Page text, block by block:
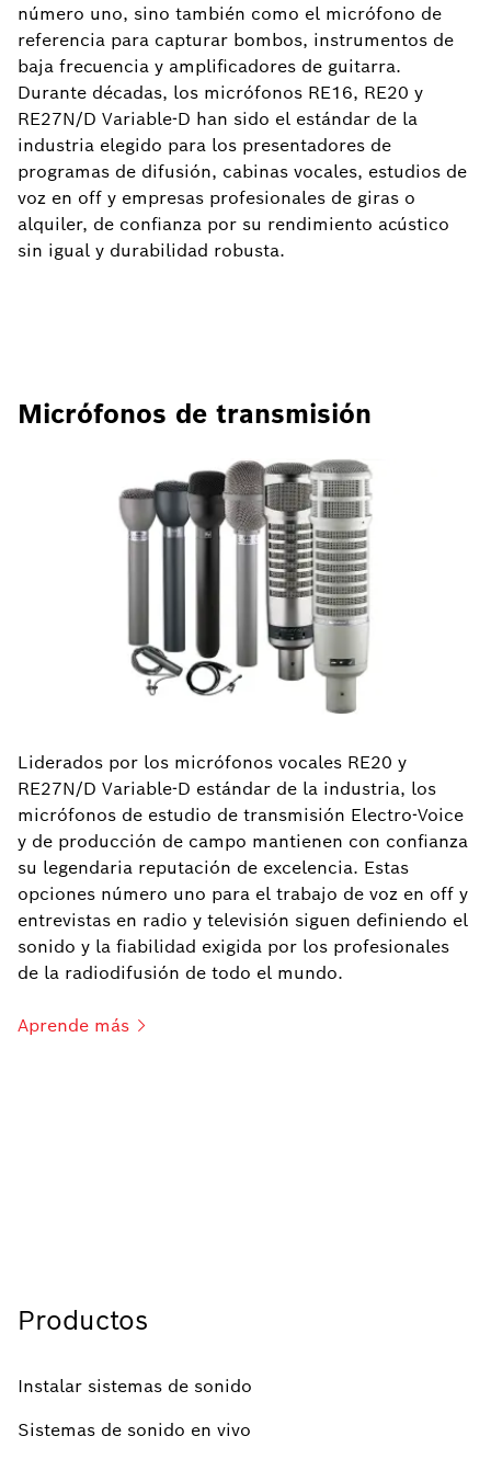
número uno, sino también como el micrófono de
referencia para capturar bombos, instrumentos de
baja frecuencia y amplificadores de guitarra.
Durante décadas, los micrófonos RE16, RE20 y
RE27N/D Variable-D han sido el estándar de la
industria elegido para los presentadores de
programas de difusión, cabinas vocales, estudios de
voz en off y empresas profesionales de giras o
alquiler, de confianza por su rendimiento acústico
sin igual y durabilidad robusta.
Micrófonos de transmisión
Liderados por los micrófonos vocales RE20 y
RE27N/D Variable-D estándar de la industria, los
micrófonos de estudio de transmisión Electro-Voice
y de producción de campo mantienen con confianza
su legendaria reputación de excelencia. Estas
opciones número uno para el trabajo de voz en off y
entrevistas en radio y televisión siguen definiendo el
sonido y la fiabilidad exigida por los profesionales
de la radiodifusión de todo el mundo.
Aprende más
Productos
Instalar sistemas de sonido
Sistemas de sonido en vivo